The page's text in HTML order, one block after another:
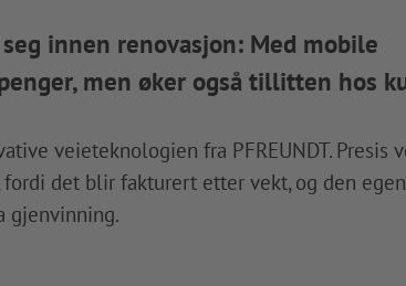
innen renovasjon: Med mobile
men øker også tillitten hos
veieteknologien fra PFREUNDT. Presis
det blir fakturert etter vekt, og den
gjenvinning.